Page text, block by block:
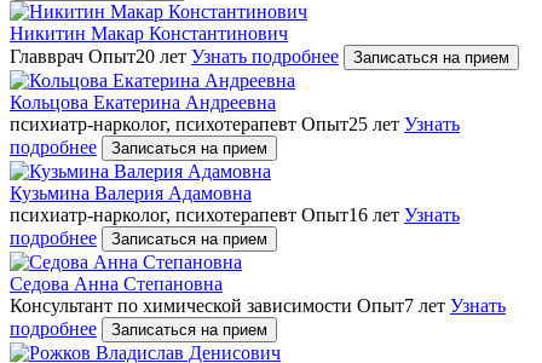
Никитин Макар Константинович
Главврач Опыт20 лет Узнать подробнее Записаться на прием
Кольцова Екатерина Андреевна
психиатр-нарколог, психотерапевт Опыт25 лет Узнать
подробнее
Записаться на прием
Кузьмина Валерия Адамовна
психиатр-нарколог, психотерапевт Опыт16 лет Узнать
подробнее
Записаться на прием
Седова Анна Степановна
Консультант по химической зависимости Опыт7 лет Узнать
подробнее
Записаться на прием